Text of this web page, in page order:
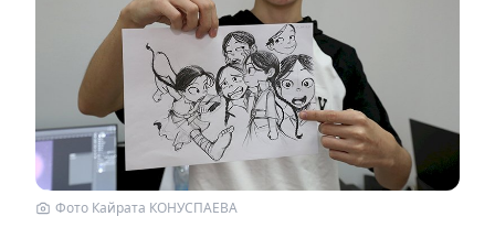
Фото Кайрата КОНУСПАЕВА